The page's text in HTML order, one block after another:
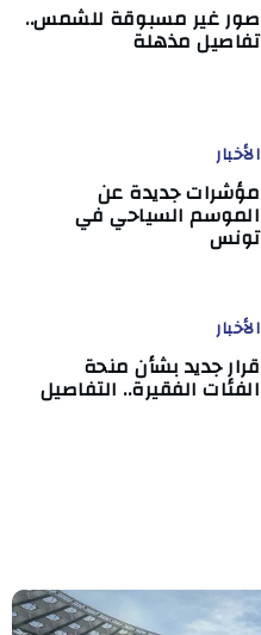
صور غير مسبوقة للشمس..
تفاصيل مذهلة
الأخبار
مؤشرات جديدة عن
الموسم السياحي في
تونس
الأخبار
قرار جديد بشأن منحة
الفئات الفقيرة.. التفاصيل